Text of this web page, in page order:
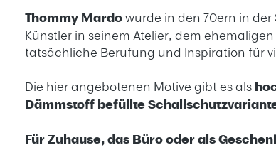
Thommy Mardowurde in den 70ern in
Künstler in seinem Atelier, dem
tatsächliche Berufung und Inspiration für
Die hier angebotenen Motive gibt es als
Dämmstoff befüllte
Für Zuhause, das Büro oder als